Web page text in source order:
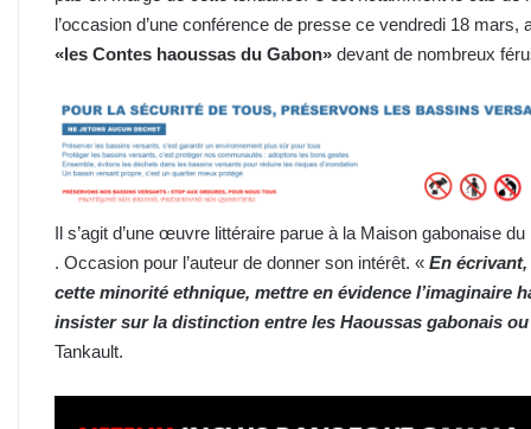
l’occasion d’une conférence de presse ce vendredi 18
«les Contes haoussas du Gabon» devant de nombreux
Il s’agit d’une œuvre littéraire parue à la Maison gabonaise
. Occasion pour l’auteur de donner son intérêt. « En
cette minorité ethnique, mettre en évidence l’imaginaire
insister sur la distinction entre les Haoussas gabonais
Tankault.